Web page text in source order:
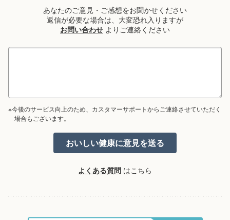
あなたのご意見・ご感想をお聞かせください
返信が必要な場合は、大変恐れ入りますが
お問い合わせ よりご連絡ください
※今後のサービス向上のため、カスタマーサポートからご連絡させていただく
場合もございます。
よくある質問 はこちら